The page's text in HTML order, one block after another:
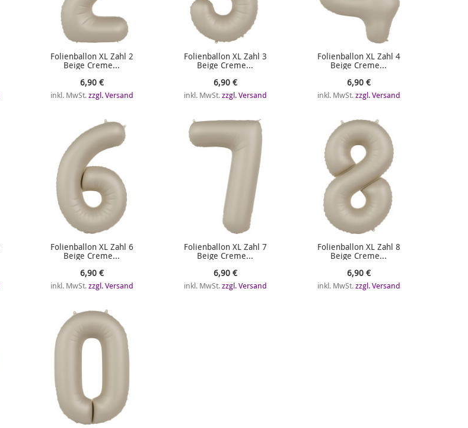
Folienballon XL Zahl 2
Beige Creme...
6,90 €
inkl. MwSt.zzgl. Versand
Folienballon XL Zahl 3
Beige Creme...
6,90 €
inkl. MwSt.zzgl. Versand
Folienballon XL Zahl 4
Beige Creme...
6,90 €
inkl. MwSt.zzgl. Versand
Folienballon XL Zahl 6
Beige Creme...
6,90 €
inkl. MwSt.zzgl. Versand
Folienballon XL Zahl 7
Beige Creme...
6,90 €
inkl. MwSt.zzgl. Versand
Folienballon XL Zahl 8
Beige Creme...
6,90 €
inkl. MwSt.zzgl. Versand